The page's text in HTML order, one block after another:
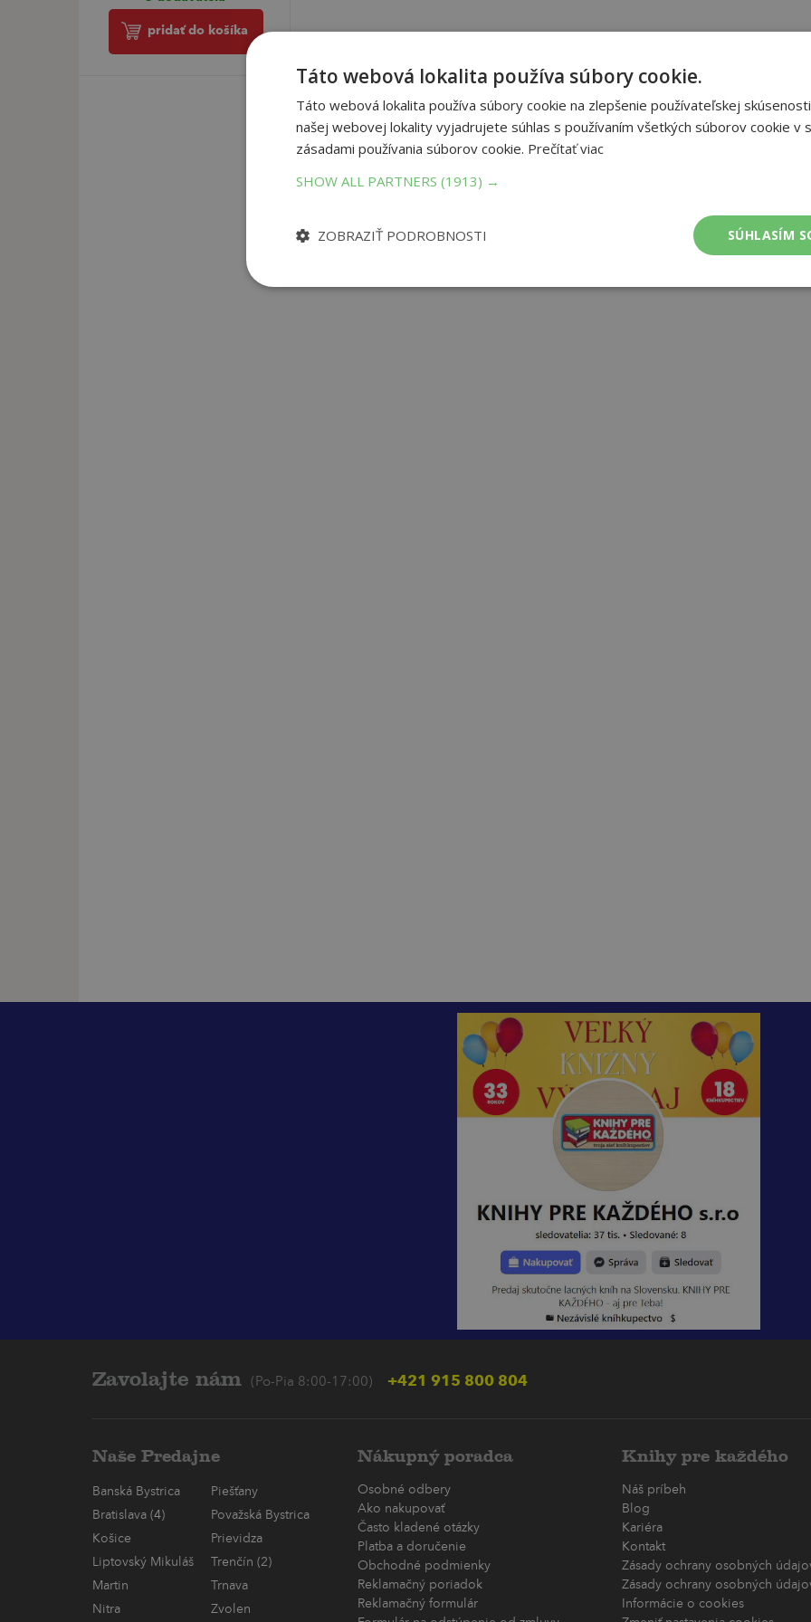
pridať do košíka
Zavolajte nám (Po-Pia 8:00-17:00) +421 915 800 804
Naše Predajne
Banská Bystrica
Piešťany
Bratislava (4)
Považská Bystrica
Košice
Prievidza
Liptovský Mikuláš
Trenčín (2)
Martin
Trnava
Nitra
Zvolen
Nákupný poradca
Osobné odbery
Ako nakupovať
Často kladené otázky
Platba a doručenie
Obchodné podmienky
Reklamačný poriadok
Reklamačný formulár
Knihy pre každého
Náš príbeh
Blog
Kariéra
Kontakt
Zásady ochrany osobných
Zásady ochrany osobných
Informácie o cookies
Táto webová lokalita používa súbory cookie.
Táto webová lokalita používa súbory cookie na zlepšenie používateľskej
našej webovej lokality vyjadrujete súhlas s používaním všetkých súborov cookie v
zásadami používania súborov cookie. Prečítať viac
SHOW ALL PARTNERS (1913) →
SÚHLASÍM
ZOBRAZIŤ PODROBNOSTI